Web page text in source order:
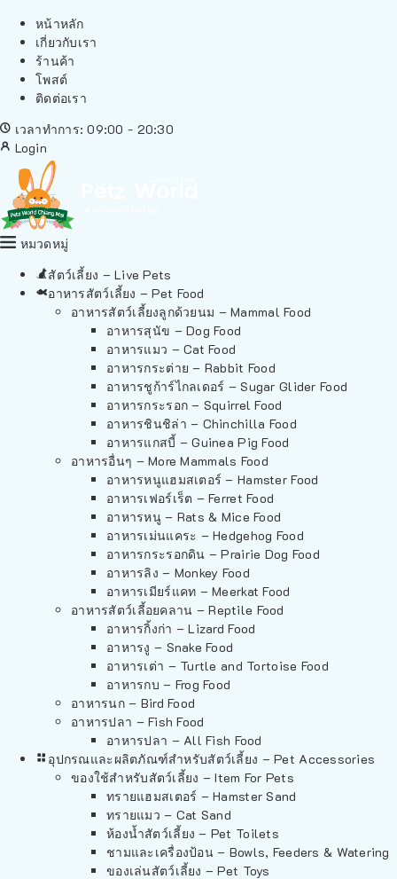
หน้าหลัก
เกี่ยวกับเรา
ร้านค้า
โพสต์
ติดต่อเรา
เวลาทำการ: 09:00 - 20:30
Login
หมวดหมู่
สัตว์เลี้ยง – Live Pets
อาหารสัตว์เลี้ยง – Pet Food
อาหารสัตว์เลี้ยงลูกด้วยนม – Mammal Food
อาหารสุนัข – Dog Food
อาหารแมว – Cat Food
อาหารกระต่าย – Rabbit Food
อาหารชูก้าร์ไกลเดอร์ – Sugar Glider Food
อาหารกระรอก – Squirrel Food
อาหารชินชิล่า – Chinchilla Food
อาหารแกสบี้ – Guinea Pig Food
อาหารอื่นๆ – More Mammals Food
อาหารหนูแฮมสเตอร์ – Hamster Food
อาหารเฟอร์เร็ต – Ferret Food
อาหารหนู – Rats & Mice Food
อาหารเม่นแคระ – Hedgehog Food
อาหารกระรอกดิน – Prairie Dog Food
อาหารลิง – Monkey Food
อาหารเมียร์แคท – Meerkat Food
อาหารสัตว์เลี้อยคลาน – Reptile Food
อาหารกิ้งก่า – Lizard Food
อาหารงู – Snake Food
อาหารเต่า – Turtle and Tortoise Food
อาหารกบ – Frog Food
อาหารนก – Bird Food
อาหารปลา – Fish Food
อาหารปลา – All Fish Food
อุปกรณและผลิตภัณฑ์สำหรับสัตว์เลี้ยง – Pet Accessories
ของใช้สำหรับสัตว์เลี้ยง – Item For Pets
ทรายแฮมสเตอร์ – Hamster Sand
ทรายแมว – Cat Sand
ห้องน้ำสัตว์เลี้ยง – Pet Toilets
ชามและเครื่องป้อน – Bowls, Feeders & Watering
ของเล่นสัตว์เลี้ยง – Pet Toys